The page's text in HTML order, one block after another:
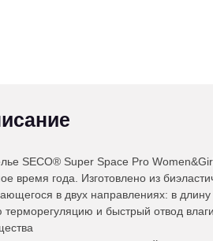
SECO® Super Space Pro
время года. Изготовлено из
в двух направлениях: в
и быстрый отвод